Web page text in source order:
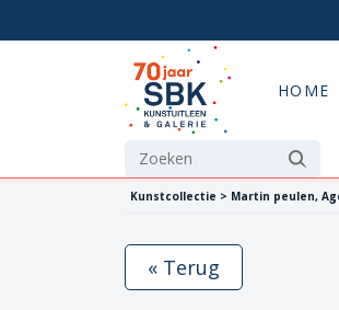
HOME
Kunstcollectie > Martin peulen,
« Terug